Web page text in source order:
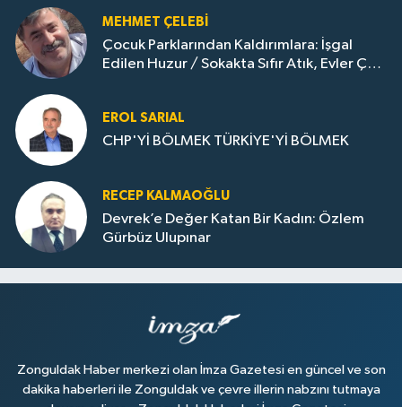
MEHMET ÇELEBI
Çocuk Parklarından Kaldırımlara: İşgal
Edilen Huzur / Sokakta Sıfır Atık, Evler Çöp
EROL SARIAL
CHP'Yİ BÖLMEK TÜRKİYE'Yİ BÖLMEK
RECEP KALMAOĞLU
Devrek’e Değer Katan Bir Kadın: Özlem
Gürbüz Ulupınar
Zonguldak Haber merkezi olan İmza Gazetesi en güncel ve son
dakika haberleri ile Zonguldak ve çevre illerin nabzını tutmaya